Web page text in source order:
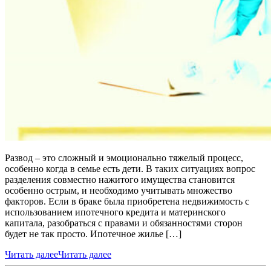
Развод – это сложный и эмоционально тяжелый процесс,
особенно когда в семье есть дети. В таких ситуациях вопрос
разделения совместно нажитого имущества становится
особенно острым, и необходимо учитывать множество
факторов. Если в браке была приобретена недвижимость с
использованием ипотечного кредита и материнского
капитала, разобраться с правами и обязанностями сторон
будет не так просто. Ипотечное жилье […]
Читать далееЧитать далее